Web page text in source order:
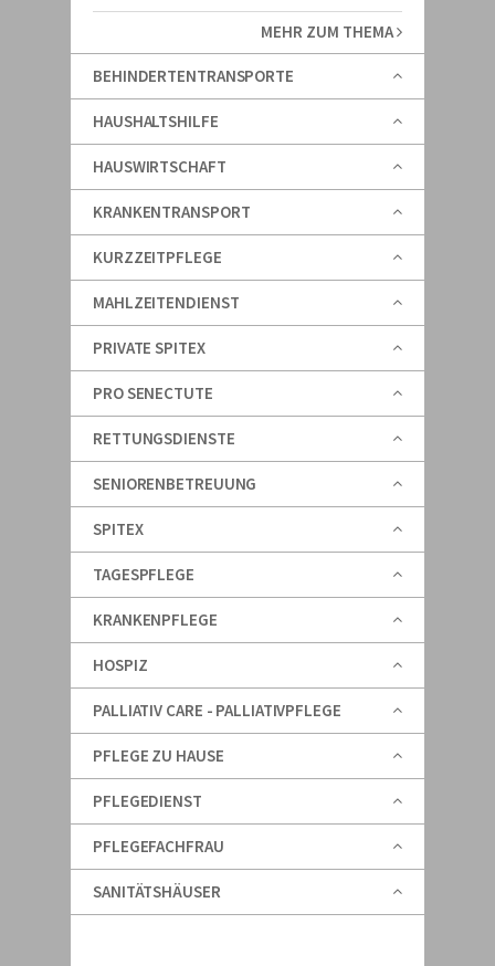
MEHR ZUM THEMA
BEHINDERTENTRANSPORTE
HAUSHALTSHILFE
HAUSWIRTSCHAFT
KRANKENTRANSPORT
KURZZEITPFLEGE
MAHLZEITENDIENST
PRIVATE SPITEX
PRO SENECTUTE
RETTUNGSDIENSTE
SENIORENBETREUUNG
SPITEX
TAGESPFLEGE
KRANKENPFLEGE
HOSPIZ
PALLIATIV CARE - PALLIATIVPFLEGE
PFLEGE ZU HAUSE
PFLEGEDIENST
PFLEGEFACHFRAU
SANITÄTSHÄUSER